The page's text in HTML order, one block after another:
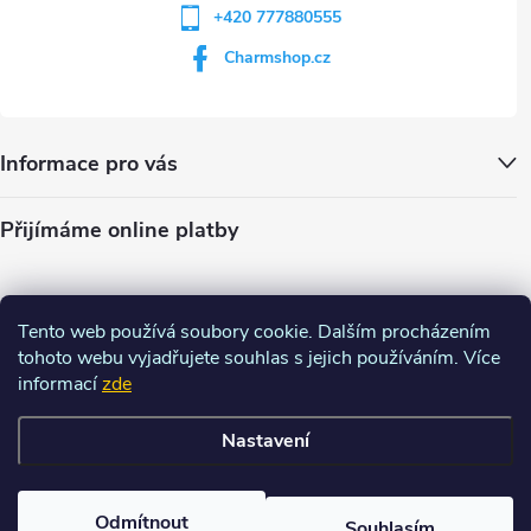
Tento web používá soubory cookie. Dalším procházením
tohoto webu vyjadřujete souhlas s jejich používáním. Více
informacízde
Nastavení
Odmítnout
+420 777880555
Charmshop.cz
Informace pro vás
Přijímáme online platby
nastavení cookies